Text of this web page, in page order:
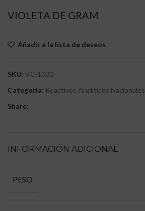
VIOLETA DE GRAM
Añadir a la lista de deseos
SKU: VC-1000
Categoría: Reactivos Analíticos Nacionales
Share:
INFORMACIÓN ADICIONAL
PESO